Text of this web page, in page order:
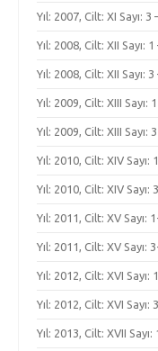
Yıl: 2007, Cilt: XI Sayı: 3
Yıl: 2008, Cilt: XII Sayı: 1
Yıl: 2008, Cilt: XII Sayı: 3
Yıl: 2009, Cilt: XIII Sayı:
Yıl: 2009, Cilt: XIII Sayı:
Yıl: 2010, Cilt: XIV Sayı:
Yıl: 2010, Cilt: XIV Sayı:
Yıl: 2011, Cilt: XV Sayı:
Yıl: 2011, Cilt: XV Sayı:
Yıl: 2012, Cilt: XVI Sayı:
Yıl: 2012, Cilt: XVI Sayı:
Yıl: 2013, Cilt: XVII Sayı: